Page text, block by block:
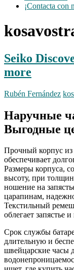
¡Contacta con
Seiko
more
Rubén Fernández
Наручные
Выгодные
Прочный корпус
обеспечивает
Размеры корпуса,
высоту, при
ношение на
царапинам,
Текстильный
облегает запястье
Срок службы
длительную и
швейцарские часы